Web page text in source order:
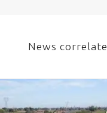
News correlate